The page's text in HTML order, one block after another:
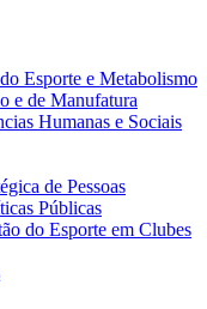
Esporte e Metabolismo
e de Manufatura
Humanas e Sociais
de Pessoas
Públicas
do Esporte em Clubes